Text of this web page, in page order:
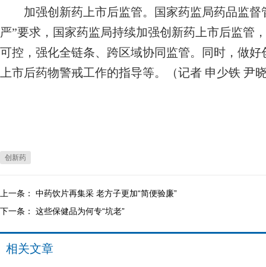
加强创新药上市后监管。国家药监局药品监督
严”要求，国家药监局持续加强创新药上市后监管
可控，强化全链条、跨区域协同监管。同时，做
上市后药物警戒工作的指导等。（记者 申少铁 尹
创新药
上一条： 中药饮片再集采 老方子更加“简便验廉”
下一条： 这些保健品为何专“坑老”
相关文章